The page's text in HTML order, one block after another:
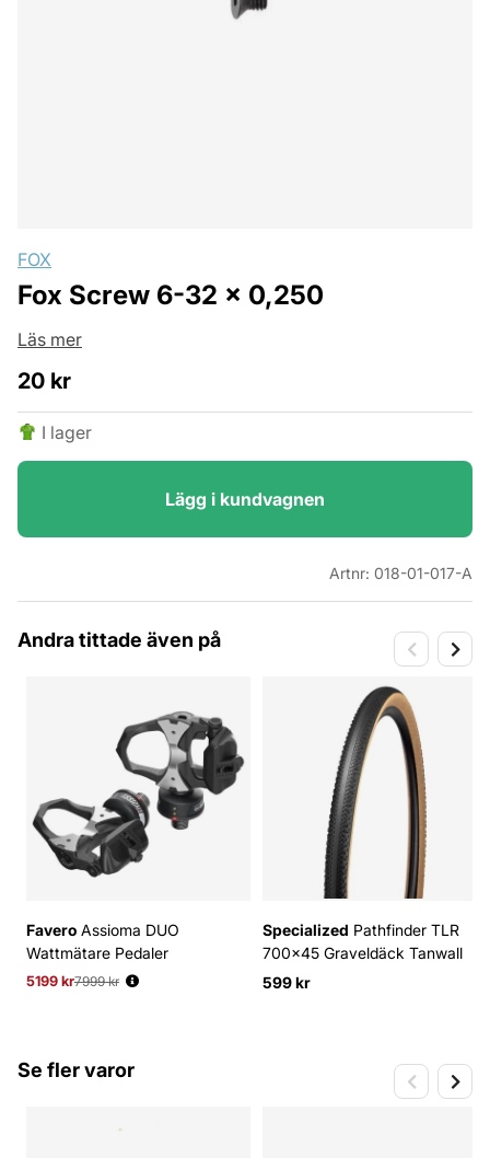
FOX
Fox Screw 6-32 x 0,250
Läs mer
20 kr
I lager
Lägg i kundvagnen
Artnr: 018-01-017-A
Andra tittade även på
Favero Assioma DUO
Wattmätare Pedaler
5199 kr
Ordinarie pris:
7999 kr
Specialized Pathfinder TLR
700x45 Graveldäck Tanwall
599 kr
Se fler varor